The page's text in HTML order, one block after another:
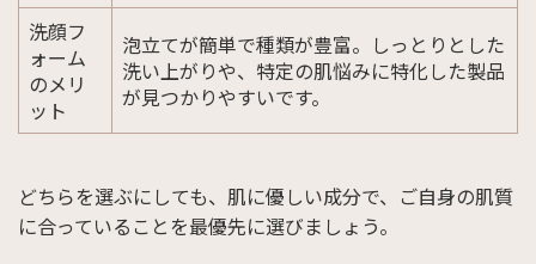
洗顔フ
ォーム
のメリ
ット
泡立てが簡単で種類が豊富。しっとりとした
洗い上がりや、特定の肌悩みに特化した製品
が見つかりやすいです。
どちらを選ぶにしても、肌に優しい成分で、ご自身の肌質
に合っていることを最優先に選びましょう。